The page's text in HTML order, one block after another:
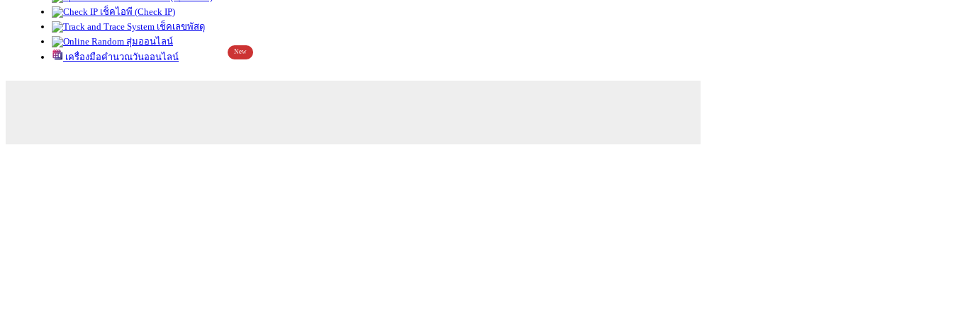
เช็คไอพี (Check IP)
เช็คเลขพัสดุ
สุ่มออนไลน์
เครื่องมือคำนวณวันออนไลน์
New